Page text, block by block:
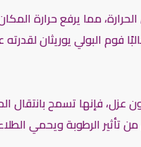
مما يرفع حرارة
البولي يوريثان لقدرته
عزل، فإنها تسمح بانتقال
تأثير الرطوبة ويحمي